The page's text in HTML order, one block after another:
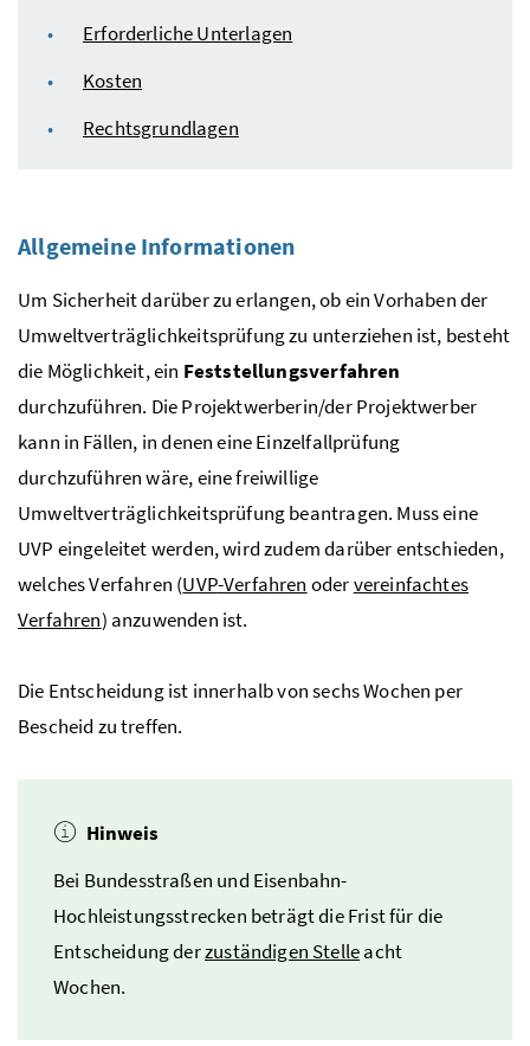
Erforderliche Unterlagen
Kosten
Rechtsgrundlagen
Allgemeine Informationen
Um Sicherheit darüber zu erlangen, ob ein Vorhaben der
Umweltverträglichkeitsprüfung zu unterziehen ist, besteht
die Möglichkeit, ein Feststellungsverfahren
durchzuführen. Die Projektwerberin/der Projektwerber
kann in Fällen, in denen eine Einzelfallprüfung
durchzuführen wäre, eine freiwillige
Umweltverträglichkeitsprüfung beantragen. Muss eine
UVP eingeleitet werden, wird zudem darüber entschieden,
welches Verfahren (UVP-Verfahren odervereinfachtes
Verfahren) anzuwenden ist.
Die Entscheidung ist innerhalb von sechs Wochen per
Bescheid zu treffen.
Hinweis
Bei Bundesstraßen und Eisenbahn-
Hochleistungsstrecken beträgt die Frist für die
Entscheidung derzuständigen Stelleacht
Wochen.